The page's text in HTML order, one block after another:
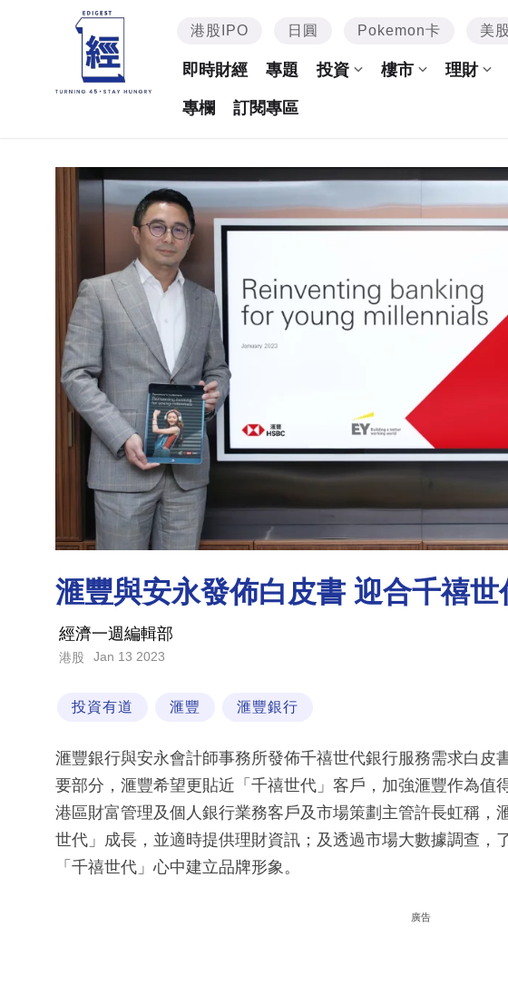
港股IPO 日圓 Pokemon卡 美
即時財經 專題 投資 樓市 理財
專欄 訂閱專區
滙豐與安永發佈白皮書 迎合千禧
經濟一週編輯部
港股 Jan 13 2023
投資有道 滙豐 滙豐銀行
滙豐銀行與安永會計師事務所發佈千禧世代銀行服務需求白皮
要部分，滙豐希望更貼近「千禧世代」客戶，加強滙豐作為值
港區財富管理及個人銀行業務客戶及市場策劃主管許長虹稱，
世代」成長，並適時提供理財資訊；及透過市場大數據調查，
「千禧世代」心中建立品牌形象。
廣告